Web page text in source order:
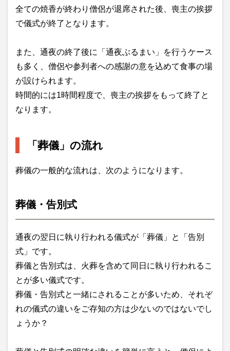
全ての焼香が終わり僧侶が退席された後、喪主の挨拶
で儀式が終了となります。
また、通夜の終了後に「通夜ぶるまい」を行うケース
も多く、僧侶や参列者への感謝の意を込めて食事の場
が設けられます。
時間的には1時間程度で、喪主の挨拶をもって終了と
なります。
「葬儀」の流れ
葬儀の一般的な流れは、次のようになります。
葬儀・告別式
通夜の翌日に執り行われる儀式が「葬儀」と「告別
式」です。
葬儀と告別式は、火葬を含めて同日に執り行われるこ
とが多い儀式です。
葬儀・告別式と一緒にされることが多いため、それぞ
れの儀式の違いをご存知の方は少ないのではないでし
ょうか？